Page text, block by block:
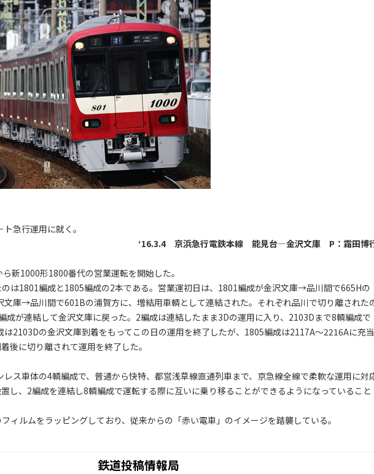
急行運用に就く。
‘16.3.4 京浜急行電鉄本線 能見台―金沢文庫 P：霜田博
新1000形1800番代の営業運転を開始した。
は1801編成と1805編成の2本である。営業運初日は、1801編成が金沢文庫→品川間で665Hの
文庫→品川間で601Bの浦賀方に、増結用車輌として連結された。それぞれ品川で切り離された
成が連結して金沢文庫に戻った。2編成は連結したまま3Dの運用に入り、2103Dまで8輌編成で
2103Dの金沢文庫到着をもってこの日の運用を終了したが、1805編成は2117A～2216Aに充当
後に切り離されて運用を終了した。
ス車体の4輌編成で、普通から快特、都営浅草線直通列車まで、京急線全線で柔軟な運用に対
し、2編成を連結し8輌編成で運転する際に互いに乗り移ることができるようになっていること
ィルムをラッピングしており、従来からの「赤い電車」のイメージを踏襲している。
鉄道投稿情報局